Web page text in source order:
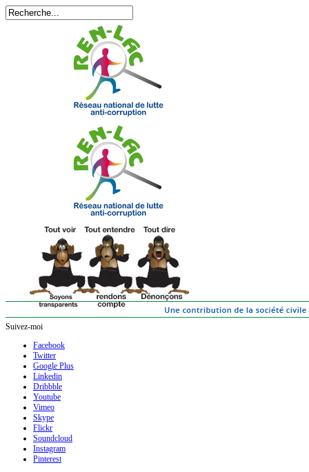
Suivez-moi
Facebook
Twitter
Google Plus
Linkedin
Dribbble
Youtube
Vimeo
Skype
Flickr
Soundcloud
Instagram
Pinterest